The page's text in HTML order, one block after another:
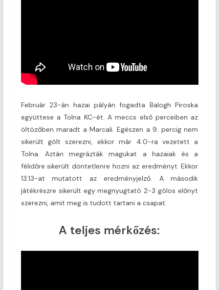
Február 23-án hazai pályán fogadta Balogh Piroska
együttese a Tolna KC-ét. A meccs első perceiben az
öltözőben maradt a Marcali. Egészen a 9. percig nem
sikerült gólt szerezni, ekkor már 4:0-ra vezetett a
Tolna. Aztán megrázták magukat a hazaiak és a
félidőre sikerült döntetlenre hozni az eredményt. Ekkor
13:13-at mutatott az eredményjelző. A második
játékrészre sikerült egy megnyugtató 2-3 gólos előnyt
szerezni, amit meg is tudott tartani a csapat.
A teljes mérkőzés: